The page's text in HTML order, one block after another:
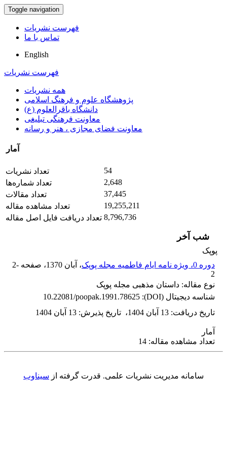
Toggle navigation
فهرست نشریات
تماس با ما
English
فهرست نشریات
همه نشریات
پژوهشگاه علوم و فرهنگ اسلامی
دانشگاه باقرالعلوم (ع)
معاونت فرهنگی تبلیغی
معاونت فضای مجازی ، هنر و رسانه
آمار
تعداد نشریات
54
تعداد شماره‌ها
2,648
تعداد مقالات
37,445
تعداد مشاهده مقاله
19,255,211
تعداد دریافت فایل اصل مقاله 8,796,736
شب آخر
پوپک
دوره 0، ویژه نامه ایام فاطمیه مجله پوپک
، آبان 1370 ، صفحه 2-
2
نوع مقاله: داستان مذهبی مجله پوپک
شناسه دیجیتال (DOI):
10.22081/poopak.1991.78625
تاریخ دریافت: 13 آبان 1404 ، تاریخ پذیرش: 13 آبان 1404
آمار
تعداد مشاهده مقاله: 14
سامانه مدیریت نشریات علمی. قدرت گرفته از سیناوب